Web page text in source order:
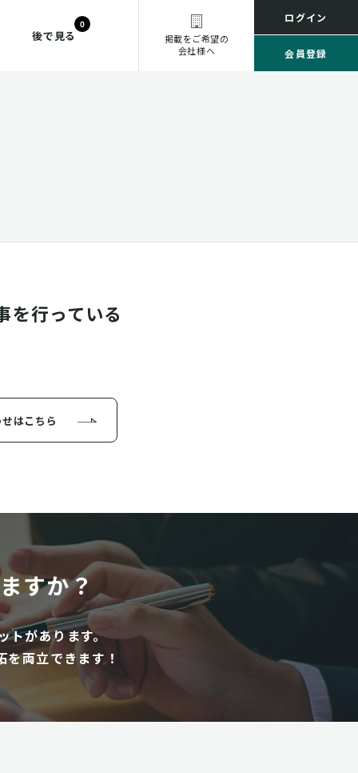
後で見る
0
掲載をご希望の
会社様へ
ログイン
会員登録
を行っている
はこちら
すか？
トがあります。
両立できます！